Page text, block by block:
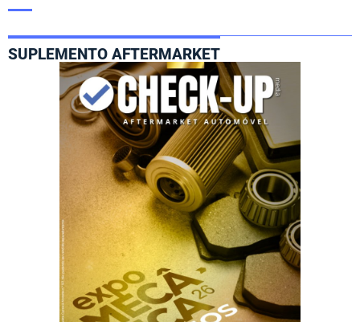
SUPLEMENTO AFTERMARKET